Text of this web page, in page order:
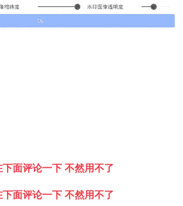
面评论一下 不然用不了
面评论一下 不然用不了